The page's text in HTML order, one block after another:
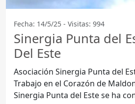
Fecha: 14/5/25 - Visitas: 994
Sinergia Punta del
Del Este
Asociación Sinergia Punta del
Trabajo en el Corazón de Maldonado La
Sinergia Punta del Este se ha